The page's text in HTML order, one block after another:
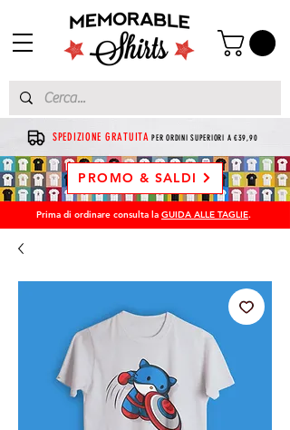
SPEDIZIONE GRATUITA PER ORDINI SUPERIORI A €39,90
PROMO & SALDI
Prima di ordinare consulta la GUIDA ALLE TAGLIE.